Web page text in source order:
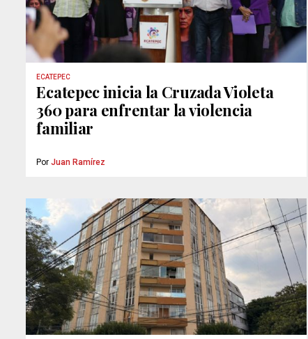
ECATEPEC
Ecatepec inicia la Cruzada Violeta
360 para enfrentar la violencia
familiar
PorJuan Ramírez